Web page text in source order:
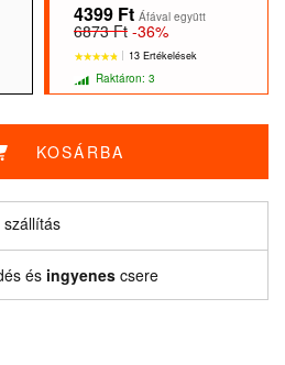
4399 Ft Áfával együtt
6873 Ft -36%
13 Ertékelések
Raktáron: 3
KOSÁRBA
szállítás
és ingyenes csere